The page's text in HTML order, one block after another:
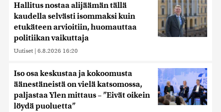
Hallitus nostaa alijäämän tällä
kaudella selvästi isommaksi kuin
etukäteen arvioitiin, huomauttaa
politiikan vaikuttaja
Uutiset | 6.8.2026 16:20
Iso osa keskustaa ja kokoomusta
äänestäneistä on vielä katsomossa,
paljastaa Ylen mittaus – ”Eivät oikein
löydä puoluetta”